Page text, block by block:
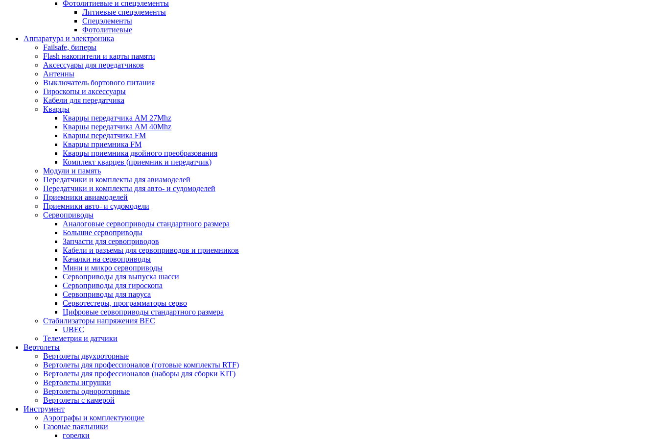
Фотолитиевые и спецэлементы
Литиевые спецэлементы
Спецэлементы
Фотолитиевые
Аппаратура и электроника
Failsafe, биперы
Flash накопители и карты памяти
Аксессуары для передатчиков
Антенны
Выключатель бортового питания
Гироскопы и аксессуары
Кабели для передатчика
Кварцы
Кварцы передатчика AM 27Mhz
Кварцы передатчика AM 40Mhz
Кварцы передатчика FM
Кварцы приемника FM
Кварцы приемника двойного преобразования
Комплект кварцев (приемник и передатчик)
Модули и память
Передатчики и комплекты для авиамоделей
Передатчики и комплекты для авто- и судомоделей
Приемники авиамоделей
Приемники авто- и судомодели
Сервоприводы
Аналоговые сервоприводы стандартного размера
Большие сервоприводы
Запчасти для сервоприводов
Кабели и разъемы для сервоприводов и приемников
Качалки на сервоприводы
Мини и микро сервоприводы
Сервоприводы для выпуска шасси
Сервоприводы для гироскопа
Сервоприводы для паруса
Сервотестеры, программаторы серво
Цифровые сервоприводы стандартного размера
Стабилизаторы напряжения BEC
UBEC
Телеметрия и датчики
Вертолеты
Вертолеты двухроторные
Вертолеты для профессионалов (готовые комплекты RTF)
Вертолеты для профессионалов (наборы для сборки KIT)
Вертолеты игрушки
Вертолеты однороторные
Вертолеты с камерой
Инструмент
Аэрографы и комплектующие
Газовые паяльники
горелки